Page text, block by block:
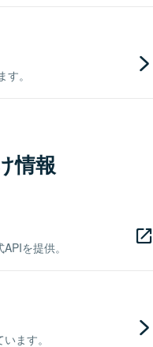
。
情報
を提供。
ます。